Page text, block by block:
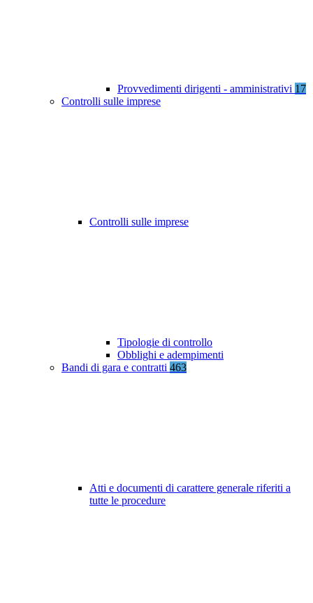
Provvedimenti dirigenti - amministrativi 17
Controlli sulle imprese
Controlli sulle imprese
Tipologie di controllo
Obblighi e adempimenti
Bandi di gara e contratti 463
Atti e documenti di carattere generale riferiti a
tutte le procedure